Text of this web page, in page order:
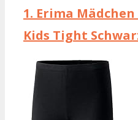
1. Erima
Kids Tight